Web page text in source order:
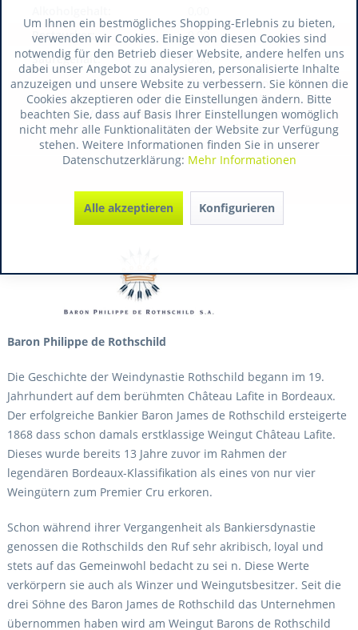
Restzucker:
0,00
Säuregehalt:
0,00
Hersteller / Importeur:
WeingüterBaron Philippe de
Rothschild S.A.
FR 33250 Pauillac
www.bpdr.com
Baron Philippe de Rothschild
Die Geschichte der Weindynastie Rothschild begann im 19.
Jahrhundert auf dem berühmten Château Lafite in Bordeaux.
Der erfolgreiche Bankier Baron James de Rothschild ersteigerte
1868 dass schon damals erstklassige Weingut Château Lafite.
Dieses wurde bereits 13 Jahre zuvor im Rahmen der
legendären Bordeaux-Klassifikation als eines von nur vier
Weingütern zum Premier Cru erkoren.
Schon während ihrer Vergangenheit als Bankiersdynastie
genossen die Rothschilds den Ruf sehr akribisch, loyal und
stets auf das Gemeinwohl bedacht zu sei n. Diese Werte
verkörpern sie auch als Winzer und Weingutsbesitzer. Seit die
drei Söhne des Baron James de Rothschild das Unternehmen
übernommen haben wird am Weingut Barons de Rothschild
Um Ihnen ein bestmögliches Shopping-Erlebnis zu bieten,
verwenden wir Cookies. Einige von diesen Cookies sind
notwendig für den Betrieb dieser Website, andere helfen uns
dabei unser Angebot zu analysieren, personalisierte Inhalte
anzuzeigen und unsere Website zu verbessern. Sie können die
Cookies akzeptieren oder die Einstellungen ändern. Bitte
beachten Sie, dass auf Basis Ihrer Einstellungen womöglich
nicht mehr alle Funktionalitäten der Website zur Verfügung
stehen. Weitere Informationen finden Sie in unserer
Datenschutzerklärung: Mehr Informationen
Alle akzeptieren Konfigurieren